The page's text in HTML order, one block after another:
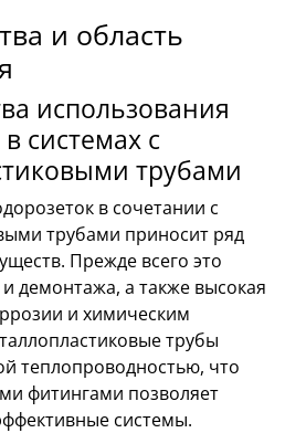
и область
использования
системах с
трубами
в сочетании с
трубами приносит ряд
Прежде всего это
демонтажа, а также высокая
и химическим
трубы
теплопроводностью, что
фитингами позволяет
системы.